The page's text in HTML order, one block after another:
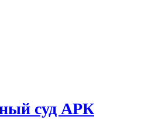
суд АРК